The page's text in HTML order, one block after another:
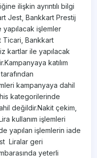
ilişkin ayrıntılı bilgi
Jest, Bankkart Prestij
işlemler
Ticari, Bankkart
kartlar ile yapılacak
katılım
kampanyaya dahil
kategorilerinde
değildir.Nakit çekim,
kullanım işlemleri
yapılan işlemlerin iade
Liralar geri
yeterli